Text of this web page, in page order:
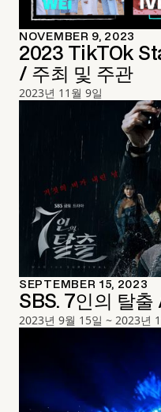
NOVEMBER 9, 2023
2023 TikTOk
/ 주최 및 주관
2023년 11월 9일
SEPTEMBER 15, 2023
SBS. 7인의 탈출
2023년 9월 15일 ~ 2023년